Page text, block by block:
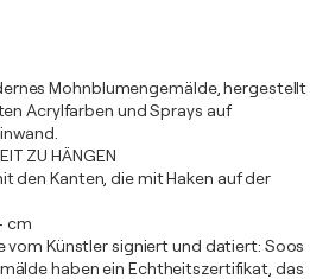
Mohnblumengemälde, hergestellt
Acrylfarben und Sprays auf
ZU HÄNGEN
den Kanten, die mit Haken auf der
cm
vom Künstler signiert und datiert: Soos
haben ein Echtheitszertifikat, das